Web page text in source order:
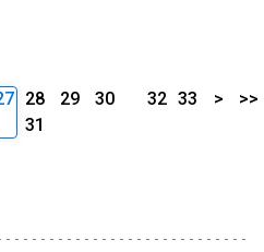
28 29
30
31
32 33 > >>